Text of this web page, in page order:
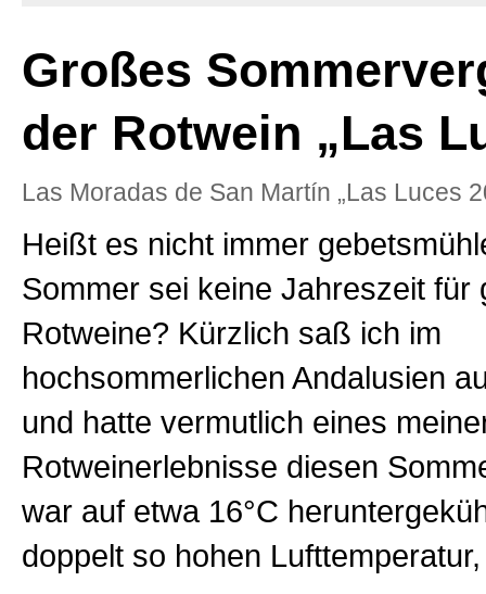
Großes
der Rotwein „Las
Las Moradas de San Martín „Las Luces
Heißt es nicht immer
Sommer sei keine Jahreszeit für
Rotweine? Kürzlich saß ich im
hochsommerlichen Andalusien
und hatte vermutlich eines
Rotweinerlebnisse diesen
war auf etwa 16°C
doppelt so hohen Lufttemperatur,